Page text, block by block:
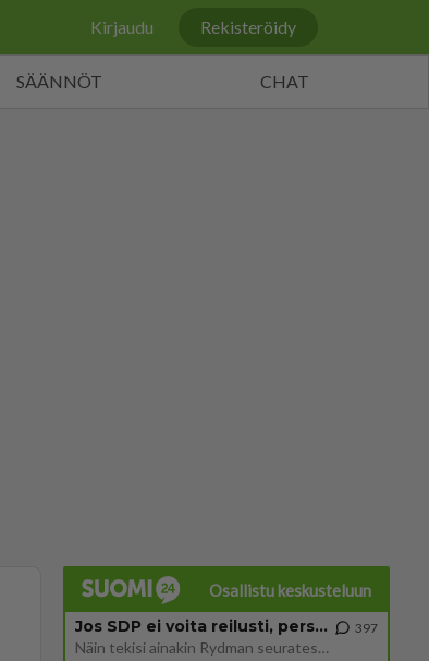
Kirjaudu Rekisteröidy
SÄÄNNÖT CHAT
Osallistu keskusteluun
Jos SDP ei voita reilusti, persut kumoavat demokratian Suomesta
Näin tekisi ainakin Rydman seuratessaan idolinsa Trumpin mallia https://www.is.fi/politiikka/art-2000012187244.html
397